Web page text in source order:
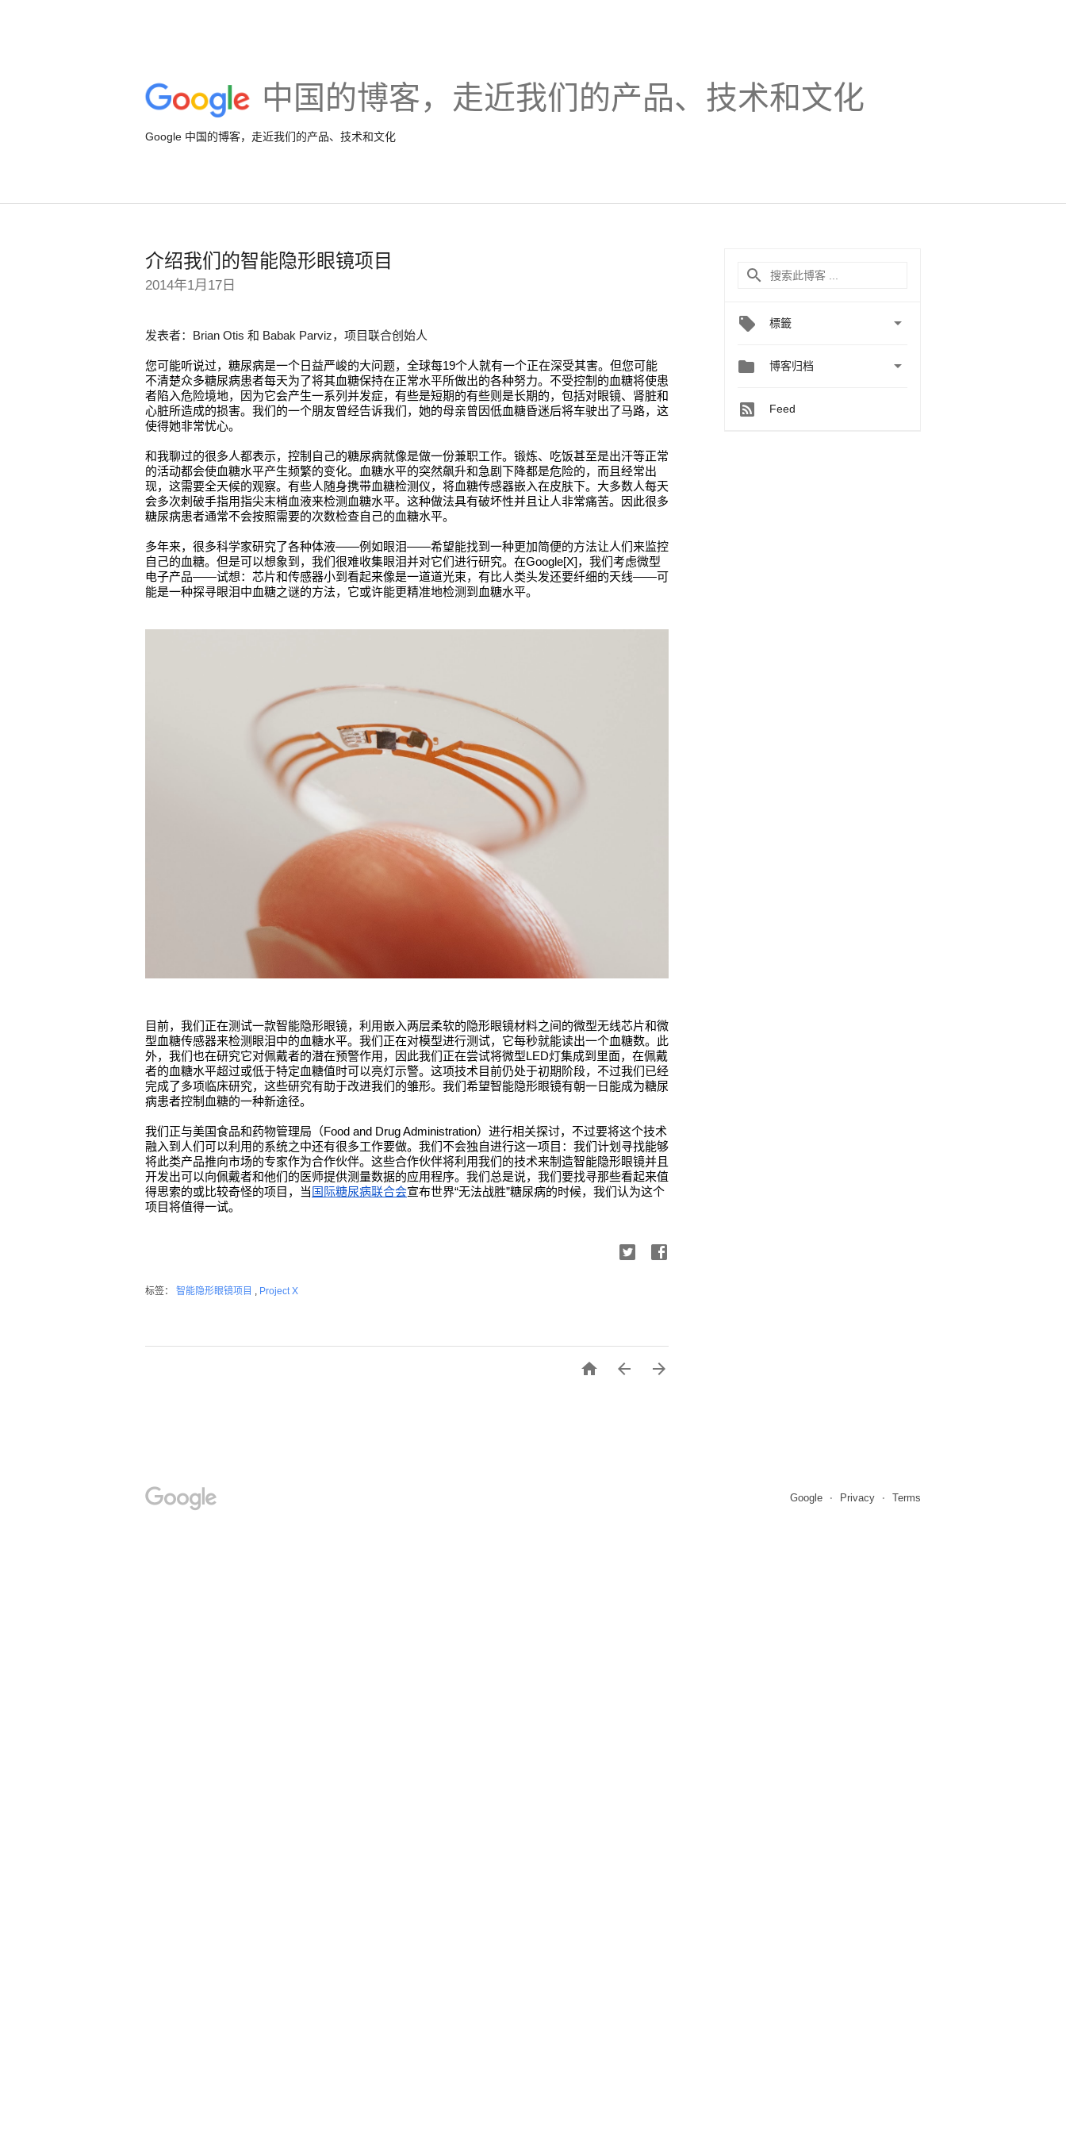
中国的博客，走近我们的产品、技术和文化
Google 中国的博客，走近我们的产品、技术和文化
介绍我们的智能隐形眼镜项目
2014年1月17日
发表者：Brian Otis 和 Babak Parviz，项目联合创始人
您可能听说过，糖尿病是一个日益严峻的大问题，全球每19个人就有一个正在深受其害。但您可能
不清楚众多糖尿病患者每天为了将其血糖保持在正常水平所做出的各种努力。不受控制的血糖将使患
者陷入危险境地，因为它会产生一系列并发症，有些是短期的有些则是长期的，包括对眼镜、肾脏和
心脏所造成的损害。我们的一个朋友曾经告诉我们，她的母亲曾因低血糖昏迷后将车驶出了马路，这
使得她非常忧心。
和我聊过的很多人都表示，控制自己的糖尿病就像是做一份兼职工作。锻炼、吃饭甚至是出汗等正常
的活动都会使血糖水平产生频繁的变化。血糖水平的突然飙升和急剧下降都是危险的，而且经常出
现，这需要全天候的观察。有些人随身携带血糖检测仪，将血糖传感器嵌入在皮肤下。大多数人每天
会多次刺破手指用指尖末梢血液来检测血糖水平。这种做法具有破坏性并且让人非常痛苦。因此很多
糖尿病患者通常不会按照需要的次数检查自己的血糖水平。
多年来，很多科学家研究了各种体液——例如眼泪——希望能找到一种更加简便的方法让人们来监控
自己的血糖。但是可以想象到，我们很难收集眼泪并对它们进行研究。在Google[X]，我们考虑微型
电子产品——试想：芯片和传感器小到看起来像是一道道光束，有比人类头发还要纤细的天线——可
能是一种探寻眼泪中血糖之谜的方法，它或许能更精准地检测到血糖水平。
目前，我们正在测试一款智能隐形眼镜，利用嵌入两层柔软的隐形眼镜材料之间的微型无线芯片和微
型血糖传感器来检测眼泪中的血糖水平。我们正在对模型进行测试，它每秒就能读出一个血糖数。此
外，我们也在研究它对佩戴者的潜在预警作用，因此我们正在尝试将微型LED灯集成到里面，在佩戴
者的血糖水平超过或低于特定血糖值时可以亮灯示警。这项技术目前仍处于初期阶段，不过我们已经
完成了多项临床研究，这些研究有助于改进我们的雏形。我们希望智能隐形眼镜有朝一日能成为糖尿
病患者控制血糖的一种新途径。
我们正与美国食品和药物管理局（Food and Drug Administration）进行相关探讨，不过要将这个技术
融入到人们可以利用的系统之中还有很多工作要做。我们不会独自进行这一项目：我们计划寻找能够
将此类产品推向市场的专家作为合作伙伴。这些合作伙伴将利用我们的技术来制造智能隐形眼镜并且
开发出可以向佩戴者和他们的医师提供测量数据的应用程序。我们总是说，我们要找寻那些看起来值
得思索的或比较奇怪的项目，当 国际糖尿病联合会宣布世界“无法战胜”糖尿病的时候，我们认为这个
项目将值得一试。
标签： 智能隐形眼镜项目 , Project X
  
標籤 
 博客归档 
Feed
Google Privacy Terms